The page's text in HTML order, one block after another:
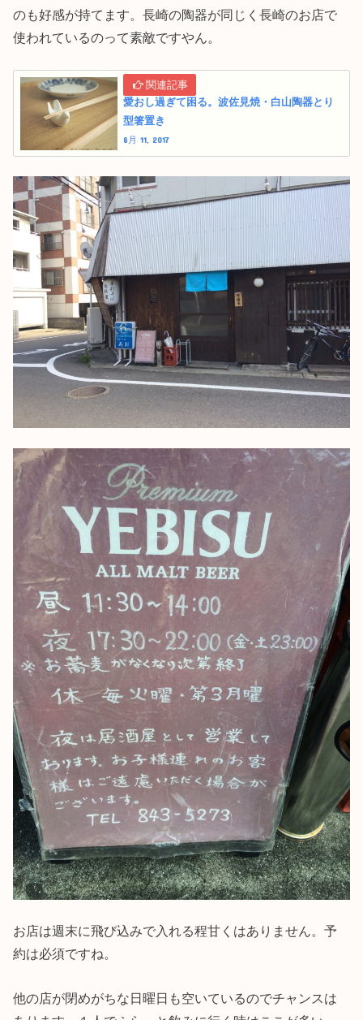
のも好感が持てます。長崎の陶器が同じく長崎のお店で
使われているのって素敵ですやん。
愛おし過ぎて困る。波佐見焼・白山陶器とり
型箸置き
8月 11, 2017
お店は週末に飛び込みで入れる程甘くはありません。予
約は必須ですね。
他の店が閉めがちな日曜日も空いているのでチャンスは